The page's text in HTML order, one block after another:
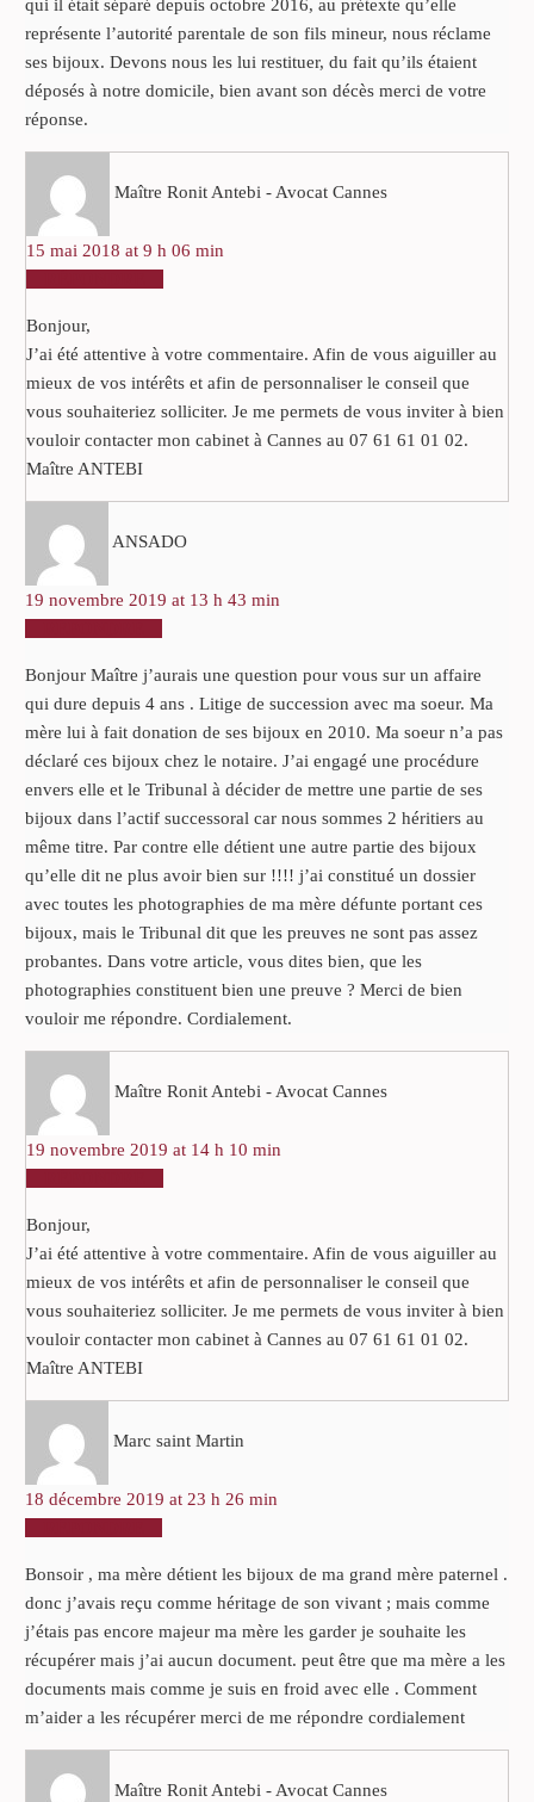
qui il était séparé depuis octobre 2016, au prétexte qu’elle
représente l’autorité parentale de son fils mineur, nous réclame
ses bijoux. Devons nous les lui restituer, du fait qu’ils étaient
déposés à notre domicile, bien avant son décès merci de votre
réponse.
Maître Ronit Antebi - Avocat Cannes
15 mai 2018 at 9 h 06 min
Bonjour,
J’ai été attentive à votre commentaire. Afin de vous aiguiller au
mieux de vos intérêts et afin de personnaliser le conseil que
vous souhaiteriez solliciter. Je me permets de vous inviter à bien
vouloir contacter mon cabinet à Cannes au 07 61 61 01 02.
Maître ANTEBI
ANSADO
19 novembre 2019 at 13 h 43 min
Bonjour Maître j’aurais une question pour vous sur un affaire
qui dure depuis 4 ans . Litige de succession avec ma soeur. Ma
mère lui à fait donation de ses bijoux en 2010. Ma soeur n’a pas
déclaré ces bijoux chez le notaire. J’ai engagé une procédure
envers elle et le Tribunal à décider de mettre une partie de ses
bijoux dans l’actif successoral car nous sommes 2 héritiers au
même titre. Par contre elle détient une autre partie des bijoux
qu’elle dit ne plus avoir bien sur !!!! j’ai constitué un dossier
avec toutes les photographies de ma mère défunte portant ces
bijoux, mais le Tribunal dit que les preuves ne sont pas assez
probantes. Dans votre article, vous dites bien, que les
photographies constituent bien une preuve ? Merci de bien
vouloir me répondre. Cordialement.
Maître Ronit Antebi - Avocat Cannes
19 novembre 2019 at 14 h 10 min
Bonjour,
J’ai été attentive à votre commentaire. Afin de vous aiguiller au
mieux de vos intérêts et afin de personnaliser le conseil que
vous souhaiteriez solliciter. Je me permets de vous inviter à bien
vouloir contacter mon cabinet à Cannes au 07 61 61 01 02.
Maître ANTEBI
Marc saint Martin
18 décembre 2019 at 23 h 26 min
Bonsoir , ma mère détient les bijoux de ma grand mère paternel .
donc j’avais reçu comme héritage de son vivant ; mais comme
j’étais pas encore majeur ma mère les garder je souhaite les
récupérer mais j’ai aucun document. peut être que ma mère a les
documents mais comme je suis en froid avec elle . Comment
m’aider a les récupérer merci de me répondre cordialement
Maître Ronit Antebi - Avocat Cannes